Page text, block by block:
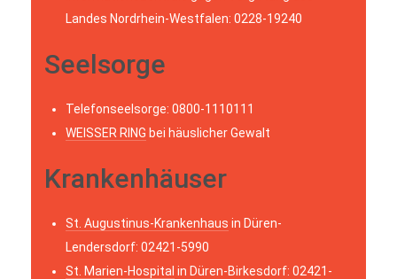
Landes Nordrhein-Westfalen: 0228-19240
Seelsorge
Telefonseelsorge: 0800-1110111
WEISSER RING bei häuslicher Gewalt
Krankenhäuser
St. Augustinus-Krankenhaus in Düren-
Lendersdorf: 02421-5990
St. Marien-Hospital in Düren-Birkesdorf: 02421-